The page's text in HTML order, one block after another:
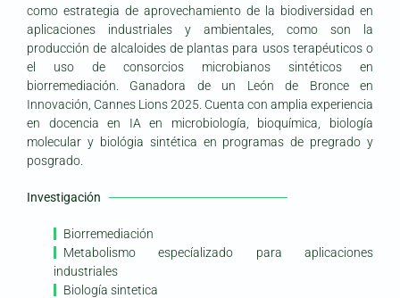
como estrategia de aprovechamiento de la biodiversidad en
aplicaciones industriales y ambientales, como son la
producción de alcaloides de plantas para usos terapéuticos o
el uso de consorcios microbianos sintéticos en
biorremediación. Ganadora de un León de Bronce en
Innovación, Cannes Lions 2025. Cuenta con amplia experiencia
en docencia en IA en microbiología, bioquímica, biología
molecular y biológia sintética en programas de pregrado y
posgrado.
Investigación
Biorremediación
Metabolismo especíalizado para aplicaciones
industriales
Biología sintetica